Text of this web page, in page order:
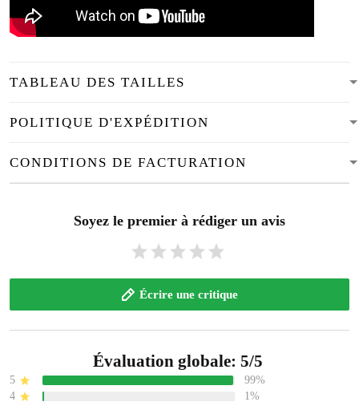
TABLEAU DES TAILLES
CONDITIONS DE FACTURATION
Soyez le premier à rédiger un avis
Écrire une critique
Évaluation globale: 5/5
5
99%
0%
2
0%
1
0%